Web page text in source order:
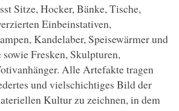
Sitze, Hocker, Bänke, Tische,
Einbeinstativen,
Kandelaber, Speisewärmer und
Fresken, Skulpturen,
Alle Artefakte tragen
und vielschichtiges Bild der
Kultur zu zeichnen, in dem